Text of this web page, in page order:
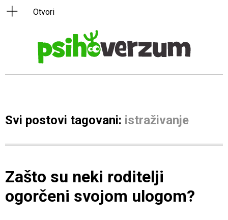
Svi postovi tagovani: istraživanje
Zašto su neki roditelji
ogorčeni svojom ulogom?